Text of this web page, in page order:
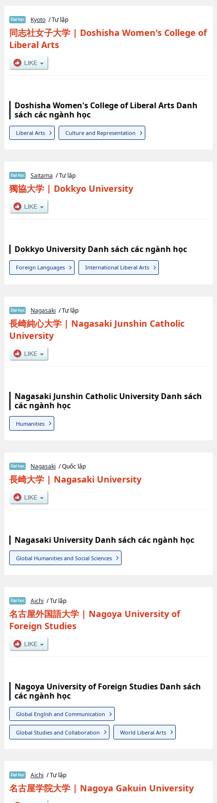
Kyoto / Tư lập
同志社女子大学| Doshisha Women's College of
Liberal Arts
Doshisha Women's College of Liberal Arts Danh
sách các ngành học
Liberal Arts Culture and Representation
Saitama / Tư lập
獨協大学| Dokkyo University
Dokkyo University Danh sách các ngành học
Foreign Languages International Liberal Arts
Nagasaki / Tư lập
長崎純心大学| Nagasaki Junshin Catholic
University
Nagasaki Junshin Catholic University Danh sách
các ngành học
Humanities
Nagasaki / Quốc lập
長崎大学| Nagasaki University
Nagasaki University Danh sách các ngành học
Global Humanities and Social Sciences
Aichi / Tư lập
名古屋外国語大学| Nagoya University of
Foreign Studies
Nagoya University of Foreign Studies Danh sách
các ngành học
Global English and Communication
Global Studies and Collaboration World Liberal Arts
Aichi / Tư lập
名古屋学院大学| Nagoya Gakuin University